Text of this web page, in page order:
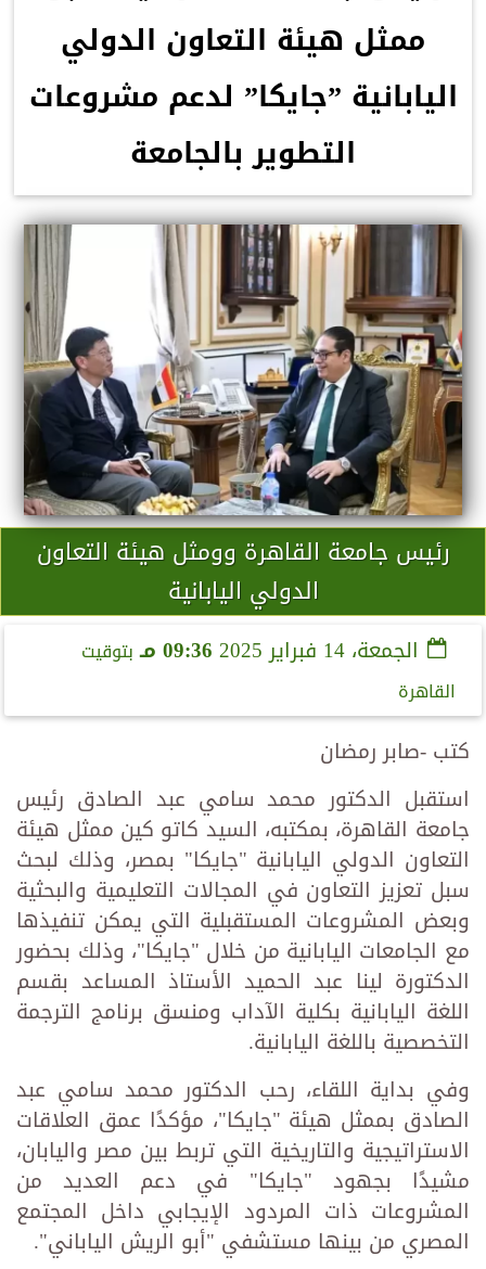
ممثل هيئة التعاون الدولي
اليابانية ”جايكا” لدعم مشروعات
التطوير بالجامعة
رئيس جامعة القاهرة وومثل هيئة التعاون
الدولي اليابانية
الجمعة، 14 فبراير 2025 09:36 مـ
بتوقيت
القاهرة
كتب -صابر رمضان
استقبل الدكتور محمد سامي عبد الصادق رئيس
جامعة القاهرة، بمكتبه، السيد كاتو كين ممثل هيئة
التعاون الدولي اليابانية "جايكا" بمصر، وذلك لبحث
سبل تعزيز التعاون في المجالات التعليمية والبحثية
وبعض المشروعات المستقبلية التي يمكن تنفيذها
مع الجامعات اليابانية من خلال "جايكا"، وذلك بحضور
الدكتورة لينا عبد الحميد الأستاذ المساعد بقسم
اللغة اليابانية بكلية الآداب ومنسق برنامج الترجمة
التخصصية باللغة اليابانية.
وفي بداية اللقاء، رحب الدكتور محمد سامي عبد
الصادق بممثل هيئة "جايكا"، مؤكدًا عمق العلاقات
الاستراتيجية والتاريخية التي تربط بين مصر واليابان،
مشيدًا بجهود "جايكا" في دعم العديد من
المشروعات ذات المردود الإيجابي داخل المجتمع
المصري من بينها مستشفي "أبو الريش الياباني".